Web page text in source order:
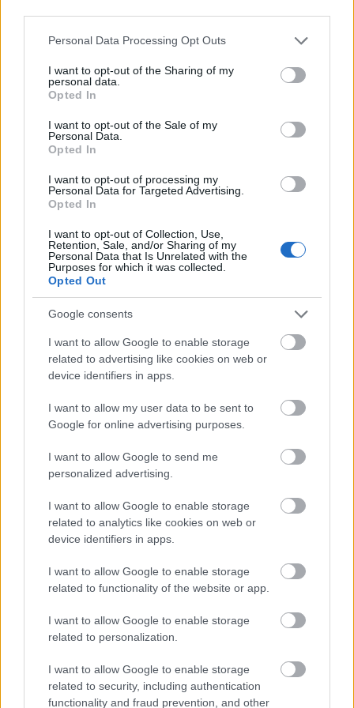
Please note that this website/app uses one or more Google
not limited to your visit or usage behaviour. You may click to
grant or deny consent to Google and its third-party tags to
use your data for below specified purposes in below Google
consent section.
Personal Data Processing Opt Outs
I want to opt-out of the Sharing of my
personal data.
Opted In
I want to opt-out of the Sale of my
Personal Data.
Opted In
I want to opt-out of processing my
Personal Data for Targeted Advertising.
Opted In
I want to opt-out of Collection, Use,
Retention, Sale, and/or Sharing of my
Personal Data that Is Unrelated with the
Purposes for which it was collected.
Opted Out
Google consents
I want to allow Google to enable storage
related to advertising like cookies on web or
device identifiers in apps.
I want to allow my user data to be sent to
Google for online advertising purposes.
I want to allow Google to send me
personalized advertising.
I want to allow Google to enable storage
related to analytics like cookies on web or
device identifiers in apps.
I want to allow Google to enable storage
related to functionality of the website or app.
I want to allow Google to enable storage
related to personalization.
I want to allow Google to enable storage
related to security, including authentication
functionality and fraud prevention, and other
Mephisto a tengerparton
Ironikus
Minden bajszos egyforma
Szólj hozzá!
A hozzászóláshoz be kell lépned!
VAGY
polyvitaplex
4 éve
A könnyűzenében is szigorú dresszkódok vannak,
ahány irányzat, teddy boys, metál, poszt-punk,
limbóhintó, dark wave, csikidam, annyiféle